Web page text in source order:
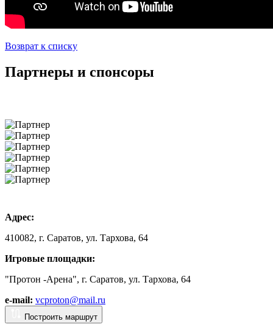
Возврат к списку
Партнеры и спонсоры
Адрес:
410082, г. Саратов, ул. Тархова, 64
Игровые площадки:
"Протон -Арена", г. Саратов, ул. Тархова, 64
e-mail: vcproton@mail.ru
Построить маршрут